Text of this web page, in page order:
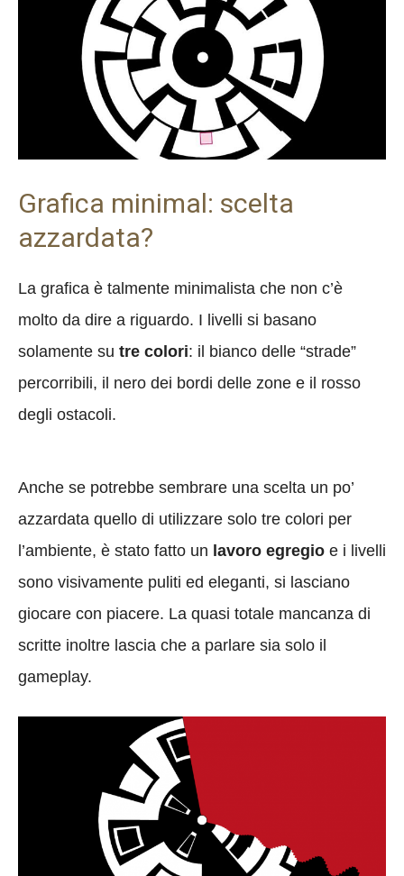
Grafica minimal: scelta
azzardata?
La grafica è talmente minimalista che non c’è
molto da dire a riguardo. I livelli si basano
solamente su tre colori: il bianco delle “strade”
percorribili, il nero dei bordi delle zone e il rosso
degli ostacoli.
Anche se potrebbe sembrare una scelta un po’
azzardata quello di utilizzare solo tre colori per
l’ambiente, è stato fatto un lavoro egregio e i livelli
sono visivamente puliti ed eleganti, si lasciano
giocare con piacere. La quasi totale mancanza di
scritte inoltre lascia che a parlare sia solo il
gameplay.